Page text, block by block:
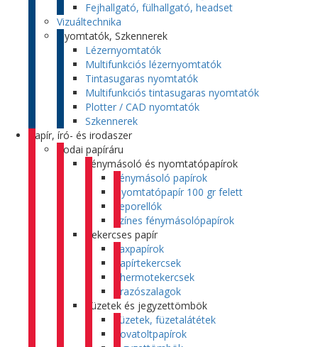
Fejhallgató, fülhallgató, headset
Vizuáltechnika
Nyomtatók, Szkennerek
Lézernyomtatók
Multifunkciós lézernyomtatók
Tintasugaras nyomtatók
Multifunkciós tintasugaras nyomtatók
Plotter / CAD nyomtatók
Szkennerek
Papír, író- és irodaszer
Irodai papíráru
Fénymásoló és nyomtatópapírok
Fénymásoló papírok
Nyomtatópapír 100 gr felett
Leporellók
Színes fénymásolópapírok
Tekercses papír
Faxpapírok
Papírtekercsek
Thermotekercsek
Árazószalagok
Füzetek és jegyzettömbök
Füzetek, füzetalátétek
Rovatoltpapírok